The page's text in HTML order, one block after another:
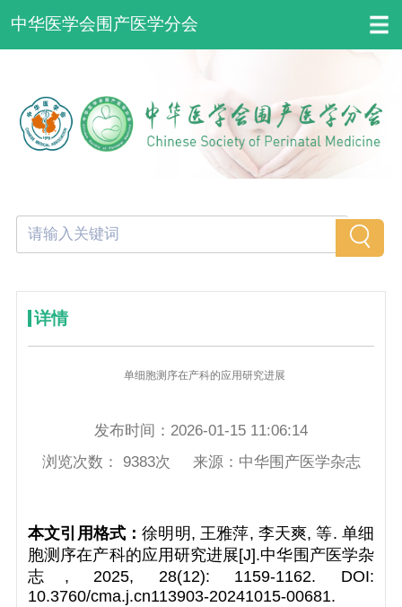
中华医学会围产医学分会
详情
单细胞测序在产科的应用研究进展
发布时间： 2026-01-15 11:06:14
浏览次数： 9383次 来源： 中华围产医学杂志
本文引用格式：徐明明, 王雅萍, 李天爽, 等. 单细
胞测序在产科的应用研究进展[J].中华围产医学杂
志, 2025, 28(12): 1159-1162. DOI:
10.3760/cma.j.cn113903-20241015-00681.